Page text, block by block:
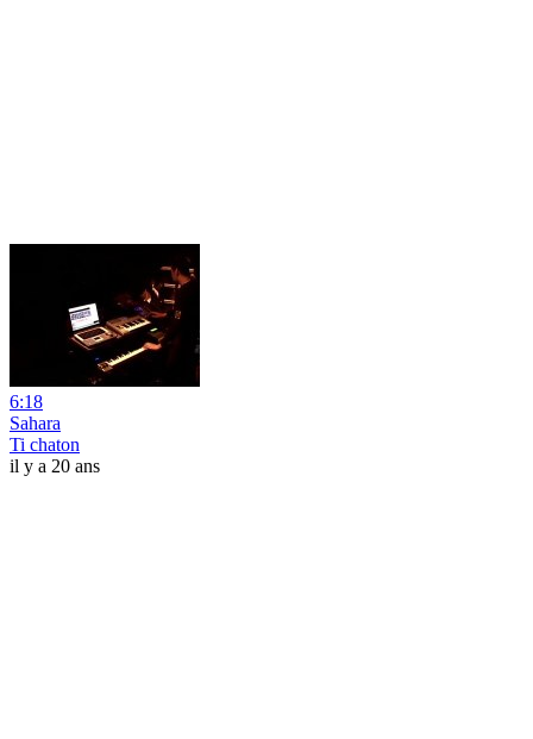
6:18
Sahara
Ti chaton
il y a 20 ans